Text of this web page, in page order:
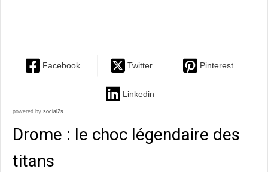
Facebook Twitter Pinterest
Linkedin
powered by social2s
Drome : le choc légendaire des
titans